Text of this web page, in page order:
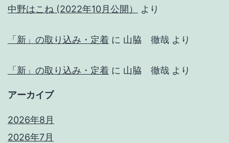
中野はこね (2022年10月公開）
より
「新」の取り込み・定着 に 山脇 徹哉 より
「新」の取り込み・定着 に 山脇 徹哉 より
アーカイブ
2026年8月
2026年7月